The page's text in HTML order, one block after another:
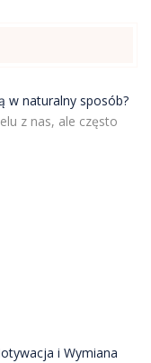
w naturalny sposób?
z nas, ale często
i Wymiana